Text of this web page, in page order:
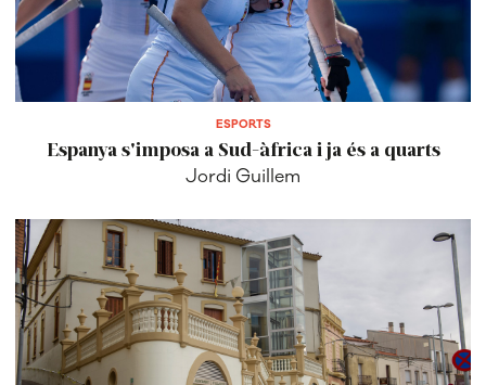
ESPORTS
Espanya s'imposa a Sud-àfrica i ja és a quarts
Jordi Guillem